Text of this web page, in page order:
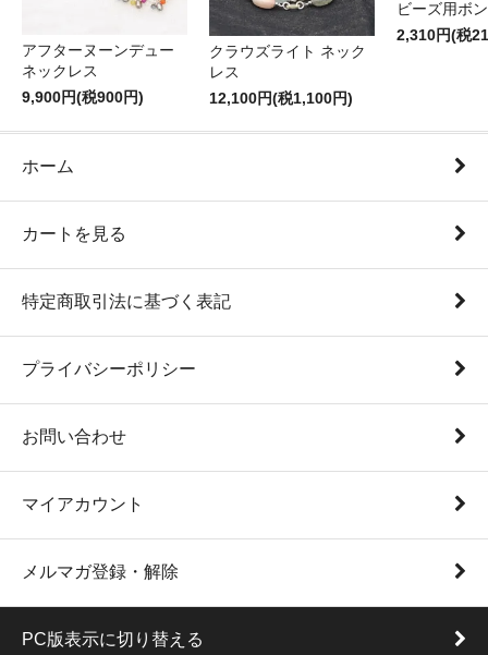
アフターヌーンデュー
ネックレス
9,900円(税900円)
クラウズライト ネック
レス
12,100円(税1,100円)
ビーズ用ボ
2,310円(税
ホーム
カートを見る
特定商取引法に基づく表記
プライバシーポリシー
お問い合わせ
マイアカウント
メルマガ登録・解除
PC版表示に切り替える